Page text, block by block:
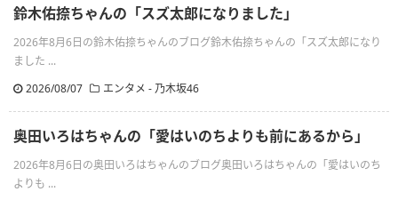
鈴木佑捺ちゃんの「スズ太郎になりました」
2026年8月6日の鈴木佑捺ちゃんのブログ鈴木佑捺ちゃんの「スズ太郎になり
ました ...
2026/08/07
エンタメ - 乃木坂46
奥田いろはちゃんの「愛はいのちよりも前にあるから」
2026年8月6日の奥田いろはちゃんのブログ奥田いろはちゃんの「愛はいのち
よりも ...